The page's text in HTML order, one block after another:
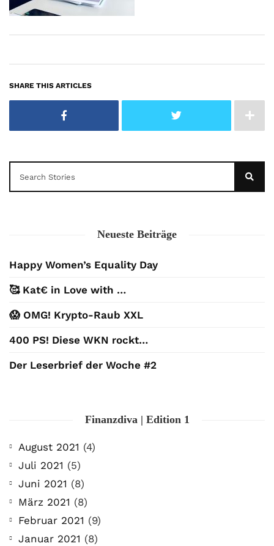
SHARE THIS ARTICLES
Neueste Beiträge
Happy Women’s Equality Day
🥰 Kat€ in Love with …
😱 OMG! Krypto-Raub XXL
400 PS! Diese WKN rockt…
Der Leserbrief der Woche #2
Finanzdiva | Edition 1
August 2021 (4)
Juli 2021 (5)
Juni 2021 (8)
März 2021 (8)
Februar 2021 (9)
Januar 2021 (8)